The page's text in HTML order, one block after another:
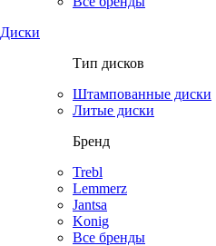
Диски
Тип дисков
Штампованные диски
Литые диски
Бренд
Trebl
Lemmerz
Jantsa
Konig
Все бренды